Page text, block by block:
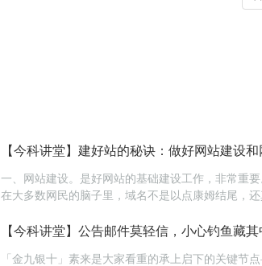
【今科讲堂】建好站的秘诀：做好网站建设
一、网站建设。是好网站的基础建设工作，非常重
在大多数网民的脑子里，域名不是以点康姆结尾，
【今科讲堂】公告邮件莫轻信，小心钓鱼藏其
「金九银十」素来是大家看重的承上启下的关键